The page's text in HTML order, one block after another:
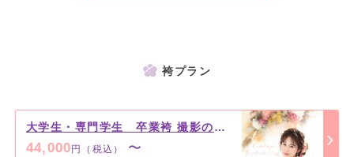
袴プラン
大学生・専門学生 卒業袴 撮影のみプラン
44,000 円（税込） 〜